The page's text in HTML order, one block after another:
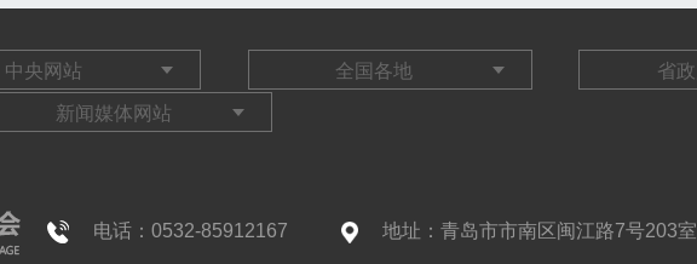
电话：0532-85912167 地址：青岛市市南区闽江路7号203室